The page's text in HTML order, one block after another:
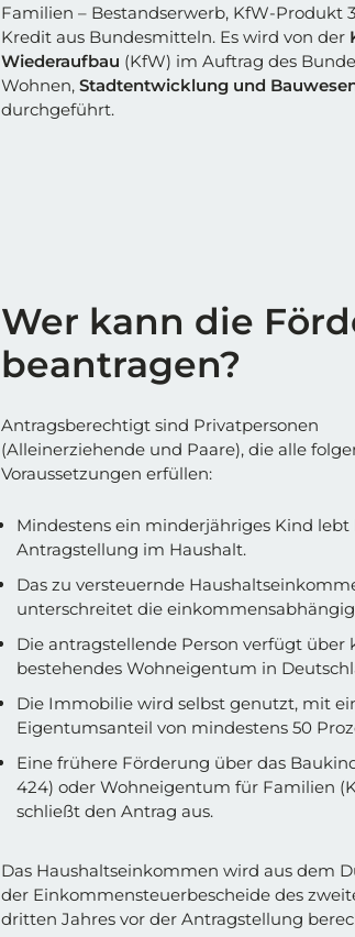
Familien – Bestandserwerb, KfW-Produkt
Kredit aus Bundesmitteln. Es wird von der
Wiederaufbau (KfW) im Auftrag des
Wohnen, Stadtentwicklung und
durchgeführt.
Wer kann die
beantragen?
Antragsberechtigt sind Privatpersonen
(Alleinerziehende und Paare), die alle
Voraussetzungen erfüllen:
Mindestens ein minderjähriges Kind lebt
Antragstellung im Haushalt.
Das zu versteuernde
unterschreitet die
Die antragstellende Person verfügt über
bestehendes Wohneigentum in
Die Immobilie wird selbst genutzt, mit
Eigentumsanteil von mindestens 50
Eine frühere Förderung über das
424) oder Wohneigentum für Familien
schließt den Antrag aus.
Das Haushaltseinkommen wird aus dem
der Einkommensteuerbescheide des
dritten Jahres vor der Antragstellung